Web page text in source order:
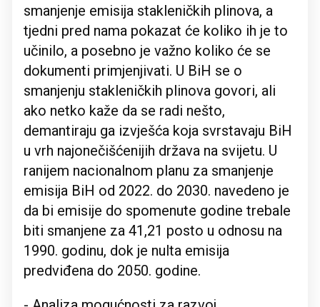
smanjenje emisija stakleničkih plinova, a
tjedni pred nama pokazat će koliko ih je to
učinilo, a posebno je važno koliko će se
dokumenti primjenjivati. U BiH se o
smanjenju stakleničkih plinova govori, ali
ako netko kaže da se radi nešto,
demantiraju ga izvješća koja svrstavaju BiH
u vrh najonečišćenijih država na svijetu. U
ranijem nacionalnom planu za smanjenje
emisija BiH od 2022. do 2030. navedeno je
da bi emisije do spomenute godine trebale
biti smanjene za 41,21 posto u odnosu na
1990. godinu, dok je nulta emisija
predviđena do 2050. godine.